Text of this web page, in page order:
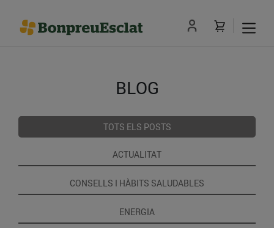
BLOG
TOTS ELS POSTS
ACTUALITAT
CONSELLS I HÀBITS SALUDABLES
ENERGIA